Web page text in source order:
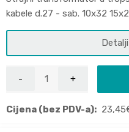
kabele d.27 - sab. 10x32
Cijena (bez PDV-a): 23,45